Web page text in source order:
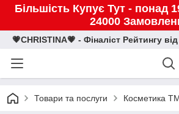
Більшість Купує Тут - понад
24000
💗CHRISTINA💗 - Фіналіст Рейтингу
Товари та послуги Косметика